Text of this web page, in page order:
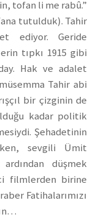
tofan li me rabû.”
tutulduk). Tahir
ediyor. Geride
tıpkı 1915 gibi
Hak ve adalet
Tahir abi
bir çizginin de
kadar politik
Şehadetinin
sevgili Ümit
düşmek
filmlerden birine
Fatihalarımızı